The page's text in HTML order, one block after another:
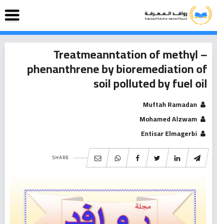
Treatmeanntation of methyl –
phenanthrene by bioremediation of
soil polluted by fuel oil
SHARE